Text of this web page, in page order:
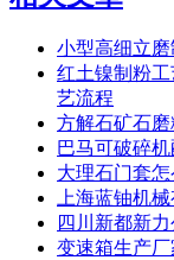
小型高细立
红土镍制粉
艺流程
方解石矿石
巴马可破碎
大理石门套
上海蓝铀机械
四川新都新力
变速箱生产厂